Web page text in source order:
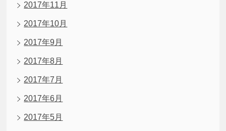
2017年11月
2017年10月
2017年9月
2017年8月
2017年7月
2017年6月
2017年5月